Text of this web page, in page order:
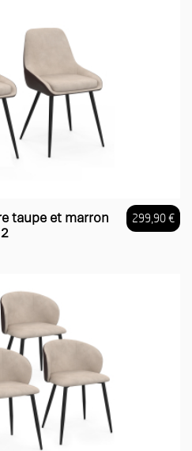
Prix
299,90 €